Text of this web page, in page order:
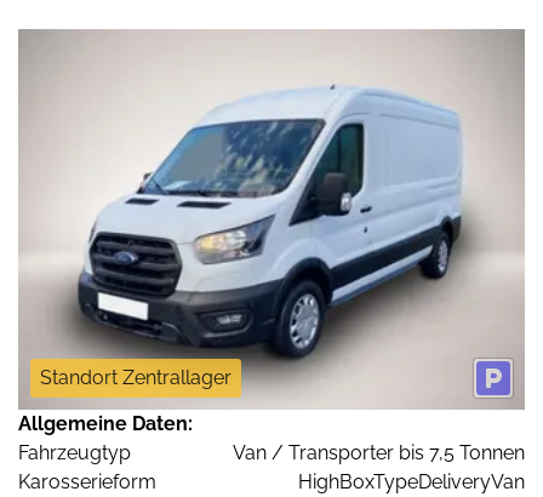
Standort Zentrallager
Allgemeine Daten:
Fahrzeugtyp
Van / Transporter bis 7,5 Tonnen
Karosserieform
HighBoxTypeDeliveryVan